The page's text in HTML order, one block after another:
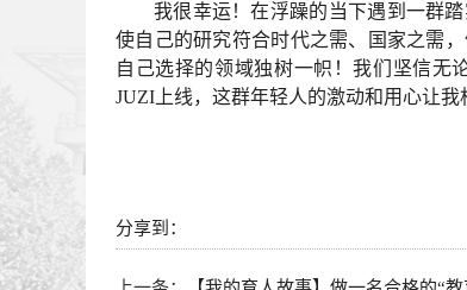
我很幸运！在浮躁的当下遇到一群
使自己的研究符合时代之需、国家之需
自己选择的领域独树一帜！我们坚信无
JUZI上线，这群年轻人的激动和用心让我
分享到：